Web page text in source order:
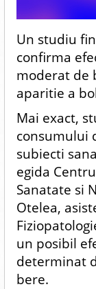
Un studiu
confirma
moderat de
aparitie a
Mai exact,
consumului
subiecti
egida
Sanatate si
Otelea,
un posibil
determinat
bere.